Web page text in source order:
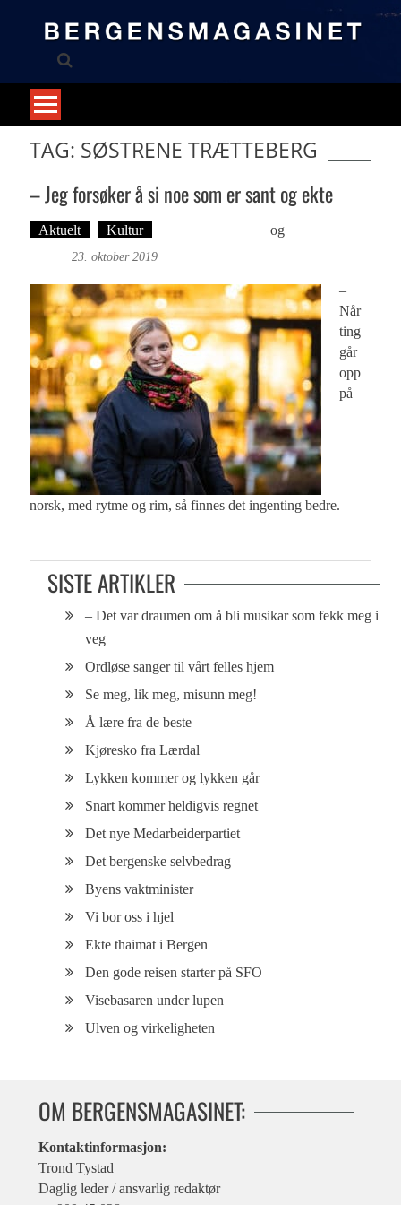
TAG: SØSTRENE TRÆTTEBERG
– Jeg forsøker å si noe som er sant og ekte
Aktuelt Kultur og
23. oktober 2019
–
Når
ting
går
opp
på
norsk, med rytme og rim, så finnes det ingenting bedre.
SISTE ARTIKLER
– Det var draumen om å bli musikar som fekk meg i
veg
Ordløse sanger til vårt felles hjem
Se meg, lik meg, misunn meg!
Å lære fra de beste
Kjøresko fra Lærdal
Lykken kommer og lykken går
Snart kommer heldigvis regnet
Det nye Medarbeiderpartiet
Det bergenske selvbedrag
Byens vaktminister
Vi bor oss i hjel
Ekte thaimat i Bergen
Den gode reisen starter på SFO
Visebasaren under lupen
Ulven og virkeligheten
OM BERGENSMAGASINET:
Kontaktinformasjon:
Trond Tystad
Daglig leder / ansvarlig redaktør